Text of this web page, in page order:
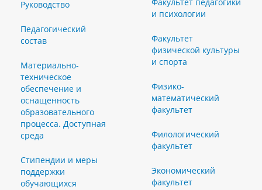
Руководство
Педагогический
состав
Материально-
техническое
обеспечение и
оснащенность
образовательного
процесса. Доступная
среда
Стипендии и меры
поддержки
обучающихся
и психологии
Факультет
физической культуры
и спорта
Физико-
математический
факультет
Филологический
факультет
Экономический
факультет